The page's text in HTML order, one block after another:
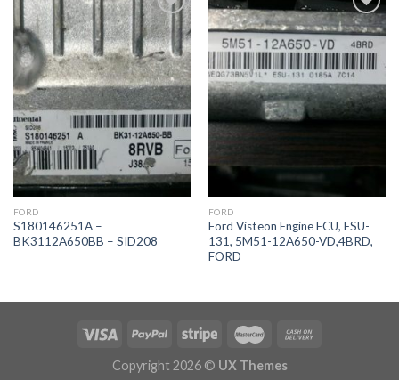
İstek
Listeme
Ekle
FORD
S180146251A –
BK3112A650BB – SID208
İstek
Listeme
Ekle
FORD
Ford Visteon Engine ECU, ESU-
131, 5M51-12A650-VD,4BRD,
FORD
Copyright 2026 © UX Themes